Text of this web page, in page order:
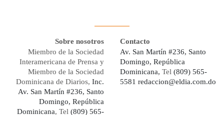
Sobre nosotros
Miembro de la Sociedad
Interamericana de Prensa y
Miembro de la Sociedad
Dominicana de Diarios, Inc.
Av. San Martín #236, Santo
Domingo, República
Dominicana, Tel (809) 565-
Contacto
Av. San Martín #236, Santo
Domingo, República
Dominicana, Tel (809) 565-
5581 redaccion@eldia.com.do